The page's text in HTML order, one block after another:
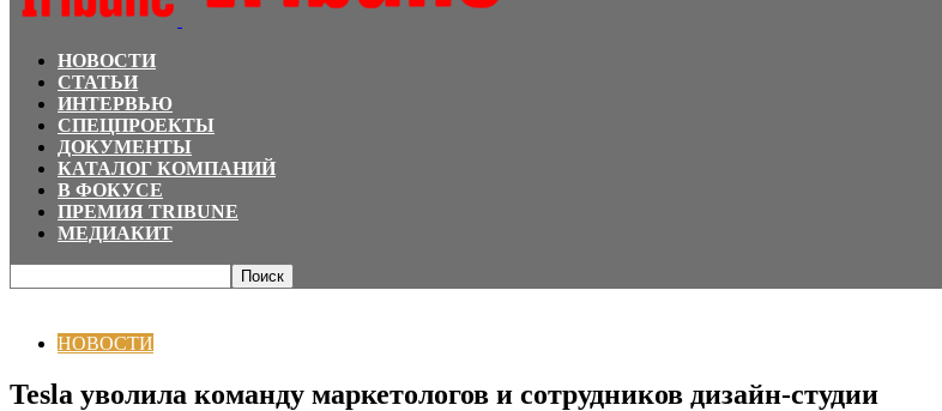
НОВОСТИ
СТАТЬИ
ИНТЕРВЬЮ
СПЕЦПРОЕКТЫ
ДОКУМЕНТЫ
КАТАЛОГ КОМПАНИЙ
В ФОКУСЕ
ПРЕМИЯ TRIBUNE
МЕДИАКИТ
НОВОСТИ
Tesla уволила команду маркетологов и сотрудников дизайн-студии